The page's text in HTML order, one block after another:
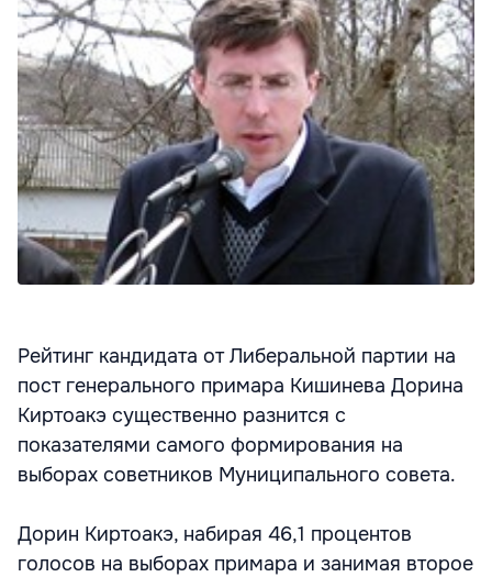
Рейтинг кандидата от Либеральной партии на
пост генерального примара Кишинева Дорина
Киртоакэ существенно разнится с
показателями самого формирования на
выборах советников Муниципального совета.
Дорин Киртоакэ, набирая 46,1 процентов
голосов на выборах примара и занимая второе